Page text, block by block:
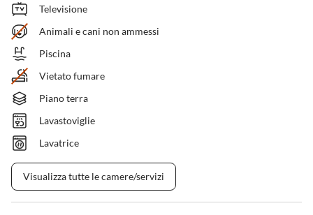
Televisione
Animali e cani non ammessi
Piscina
Vietato fumare
Piano terra
Lavastoviglie
Lavatrice
Visualizza tutte le camere/servizi